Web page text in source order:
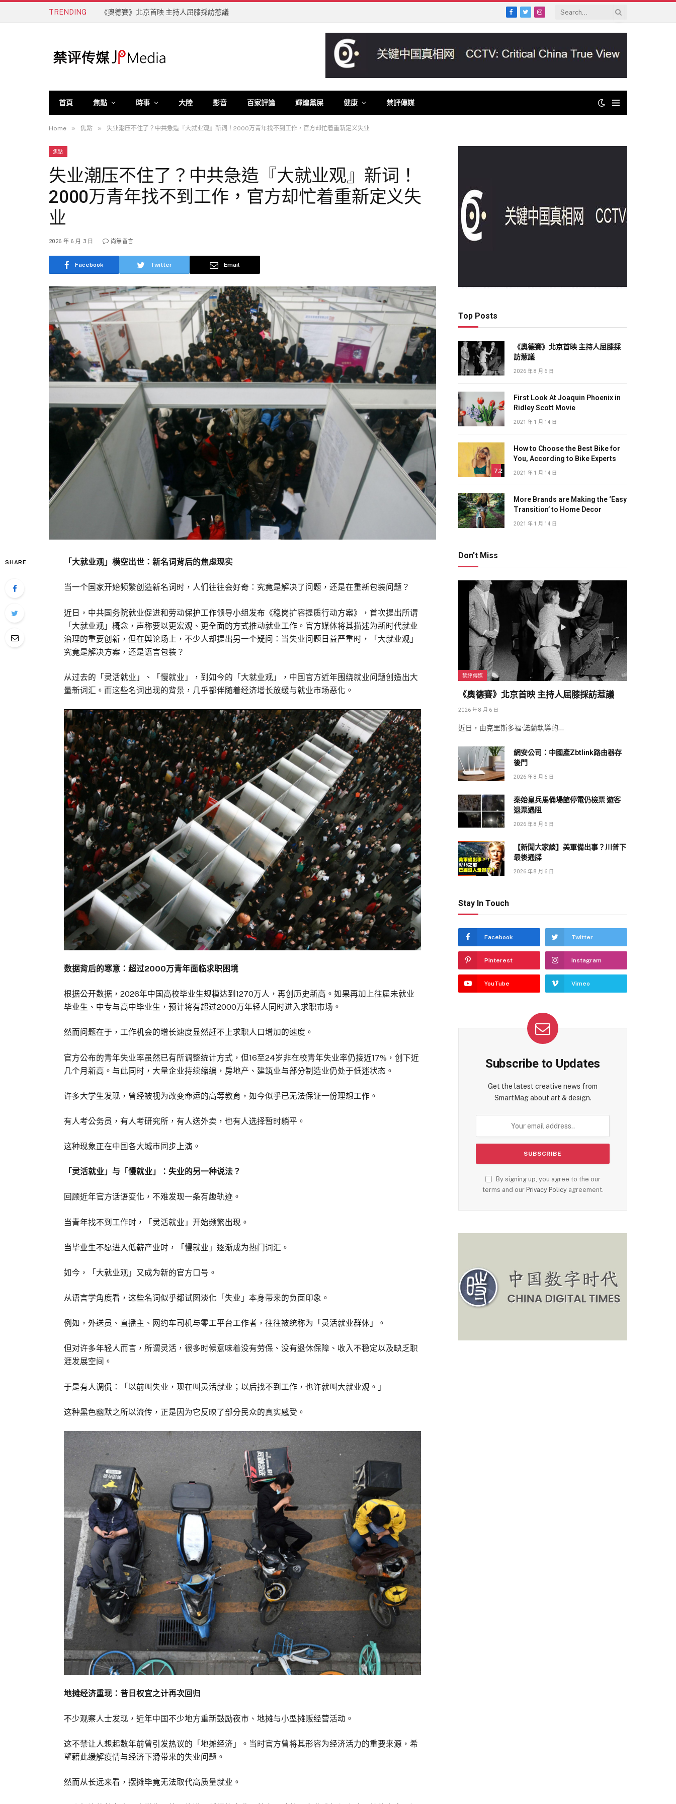
TRENDING 《奧德賽》北京首映 主持人屈膝採訪惹議
Facebook
TwitterInstagram
首頁 焦點 時事 大陸 影音 百家評論 輝煌黨屎 健康 禁評傳媒
Home » 焦點 » 失业潮压不住了？中共急造『大就业观』新词！2000万青年找不到工作，官方却忙着重新定义失业
焦點
失业潮压不住了？中共急造『大就业观』新词！
2000万青年找不到工作，官方却忙着重新定义失
业
2026 年 6 月 3 日 尚無留言
Facebook Twitter Email
SHARE 「大就业观」横空出世：新名词背后的焦虑现实
当一个国家开始频繁创造新名词时，人们往往会好奇：究竟是解决了问题，还是在重新包装问题？
近日，中共国务院就业促进和劳动保护工作领导小组发布《稳岗扩容提质行动方案》，首次提出所谓
「大就业观」概念，声称要以更宏观、更全面的方式推动就业工作。官方媒体将其描述为新时代就业
治理的重要创新，但在舆论场上，不少人却提出另一个疑问：当失业问题日益严重时，「大就业观」
究竟是解决方案，还是语言包装？
从过去的「灵活就业」、「慢就业」，到如今的「大就业观」，中国官方近年围绕就业问题创造出大
量新词汇。而这些名词出现的背景，几乎都伴随着经济增长放缓与就业市场恶化。
数据背后的寒意：超过2000万青年面临求职困境
根据公开数据，2026年中国高校毕业生规模达到1270万人，再创历史新高。如果再加上往届未就业
毕业生、中专与高中毕业生，预计将有超过2000万年轻人同时进入求职市场。
然而问题在于，工作机会的增长速度显然赶不上求职人口增加的速度。
官方公布的青年失业率虽然已有所调整统计方式，但16至24岁非在校青年失业率仍接近17%，创下近
几个月新高。与此同时，大量企业持续缩编，房地产、建筑业与部分制造业仍处于低迷状态。
许多大学生发现，曾经被视为改变命运的高等教育，如今似乎已无法保证一份理想工作。
有人考公务员，有人考研究所，有人送外卖，也有人选择暂时躺平。
这种现象正在中国各大城市同步上演。
「灵活就业」与「慢就业」：失业的另一种说法？
回顾近年官方话语变化，不难发现一条有趣轨迹。
当青年找不到工作时，「灵活就业」开始频繁出现。
当毕业生不愿进入低薪产业时，「慢就业」逐渐成为热门词汇。
如今，「大就业观」又成为新的官方口号。
从语言学角度看，这些名词似乎都试图淡化「失业」本身带来的负面印象。
例如，外送员、直播主、网约车司机与零工平台工作者，往往被统称为「灵活就业群体」。
但对许多年轻人而言，所谓灵活，很多时候意味着没有劳保、没有退休保障、收入不稳定以及缺乏职
涯发展空间。
于是有人调侃：「以前叫失业，现在叫灵活就业；以后找不到工作，也许就叫大就业观。」
这种黑色幽默之所以流传，正是因为它反映了部分民众的真实感受。
地摊经济重现：昔日权宜之计再次回归
不少观察人士发现，近年中国不少地方重新鼓励夜市、地摊与小型摊贩经营活动。
这不禁让人想起数年前曾引发热议的「地摊经济」。当时官方曾将其形容为经济活力的重要来源，希
望藉此缓解疫情与经济下滑带来的失业问题。
然而从长远来看，摆摊毕竟无法取代高质量就业。
Top Posts
《奧德賽》北京首映 主持人屈膝採
訪惹議
2026 年 8 月 6 日
First Look At Joaquin Phoenix in
Ridley Scott Movie
2021 年 1 月 14 日
7.2
How to Choose the Best Bike for
You, According to Bike Experts
2021 年 1 月 14 日
More Brands are Making the ‘Easy
Transition’ to Home Decor
2021 年 1 月 14 日
Don't Miss
禁評傳媒
《奧德賽》北京首映 主持人屈膝採訪惹議
2026 年 8 月 6 日
近日，由克里斯多福·諾蘭執導的…
網安公司：中國產Zbtlink路由器存
後門
2026 年 8 月 6 日
秦始皇兵馬俑場館停電仍檢票 遊客
退票遇阻
2026 年 8 月 6 日
【新聞大家談】美軍備出事？川普下
最後通牒
2026 年 8 月 6 日
Stay In Touch
Facebook Twitter
Pinterest Instagram
YouTube Vimeo
Subscribe to Updates
Get the latest creative news from
SmartMag about art & design.
By signing up, you agree to the our
terms and our Privacy Policyagreement.